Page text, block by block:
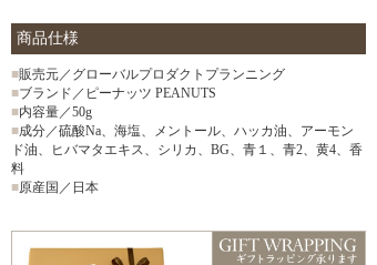
商品仕様
■販売元／グローバルプロダクトプランニング
■ブランド／ピーナッツ PEANUTS
■内容量／50g
■成分／硫酸Na、海塩、メントール、ハッカ油、アーモン
ド油、ヒバマタエキス、シリカ、BG、青１、青2、黄4、香
料
■原産国／日本